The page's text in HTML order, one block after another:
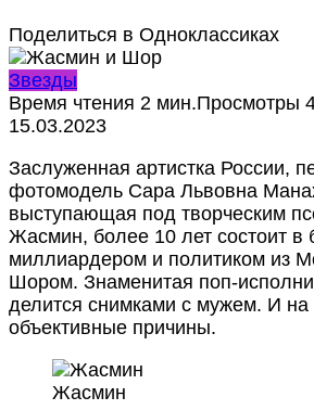
Поделиться в Одноклассиках
Звезды
Время чтения 2 мин.Просмотры
15.03.2023
Заслуженная артистка России,
фотомодель Сара Львовна
выступающая под творческим
Жасмин, более 10 лет состоит в
миллиардером и политиком из
Шором. Знаменитая поп-
делится снимками с мужем. И на
объективные причины.
Жасмин